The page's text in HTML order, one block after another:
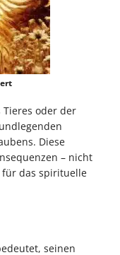
Tieres oder der
Diese
– nicht
das spirituelle
seinen